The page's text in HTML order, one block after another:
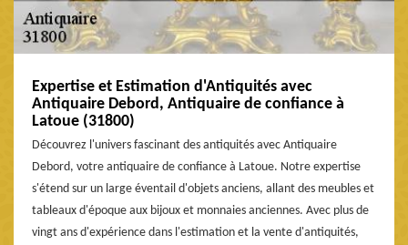
Expertise et Estimation d'Antiquités avec
Antiquaire Debord, Antiquaire de confiance à
Latoue (31800)
Découvrez l'univers fascinant des antiquités avec Antiquaire
Debord, votre antiquaire de confiance à Latoue. Notre expertise
s'étend sur un large éventail d'objets anciens, allant des meubles et
tableaux d'époque aux bijoux et monnaies anciennes. Avec plus de
vingt ans d'expérience dans l'estimation et la vente d'antiquités,